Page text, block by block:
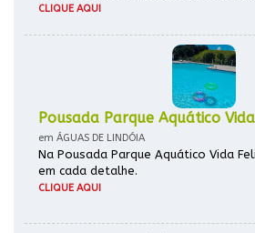
CLIQUE AQUI
Pousada Parque Aquático
em ÁGUAS DE LINDÓIA
Na Pousada Parque Aquático Vida
em cada detalhe.
CLIQUE AQUI